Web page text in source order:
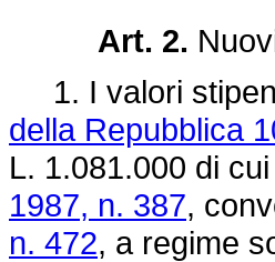
Art. 2.
1. I valori
della Repubblica
L. 1.081.000 di
1987, n. 387,
n. 472, a regime